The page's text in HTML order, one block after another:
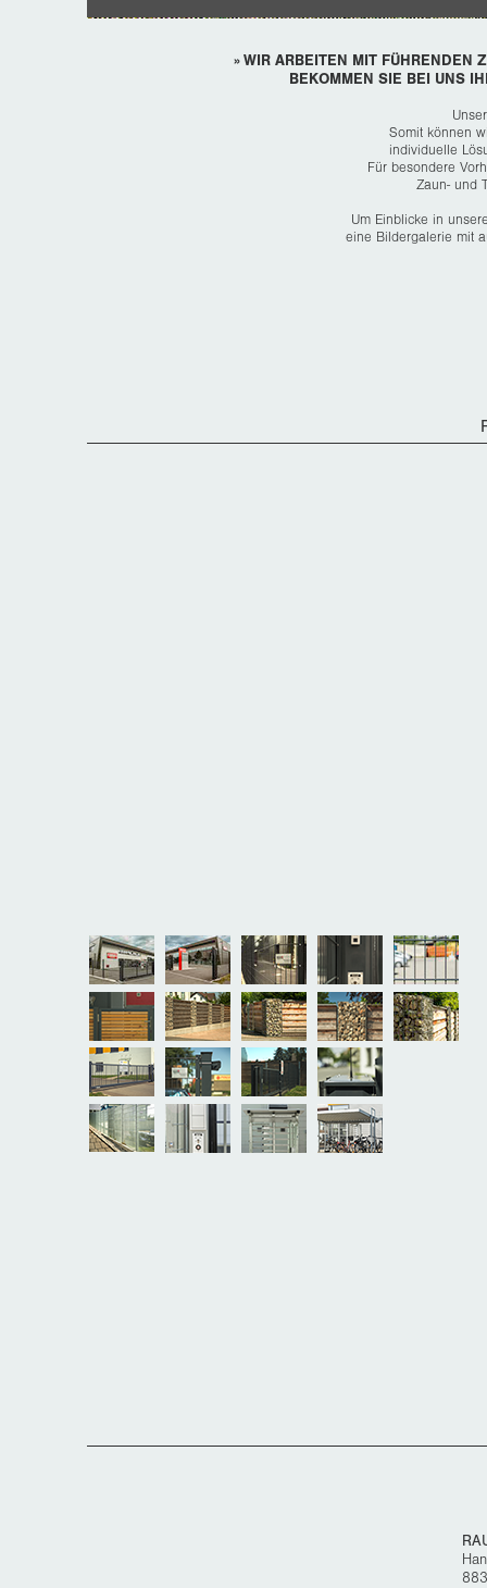
» WIR ARBEITEN MIT FÜHRENDEN
BEKOMMEN SIE BEI UNS
Somit können
individuelle
Für besondere
Zaun- und
Um Einblicke in
eine Bildergalerie mit